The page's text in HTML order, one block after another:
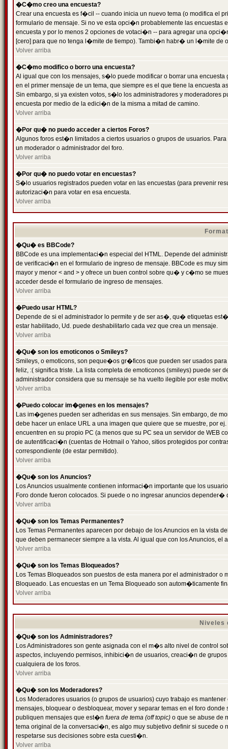
�C�mo creo una encuesta?
Crear una encuesta es f�cil -- cuando inicia un nuevo tema (o modifica el
formulario de mensaje. Si no ve esta opci�n probablemente las
encuesta y por lo menos 2 opciones de votaci�n -- para agregar una
[cero] para que no tenga l�mite de tiempo). Tambi�n habr� un l�mite de
Volver arriba
�C�mo modifico o borro una encuesta?
Al igual que con los mensajes, s�lo puede modificar o borrar una
en el primer mensaje de un tema, que siempre es el que tiene la encuesta
Sin embargo, si ya existen votos, s�lo los administradores y moderadores
encuesta por medio de la edici�n de la misma a mitad de camino.
Volver arriba
�Por qu� no puedo acceder a ciertos Foros?
Algunos foros est�n limitados a ciertos usuarios o grupos de usuarios.
un moderador o administrador del foro.
Volver arriba
�Por qu� no puedo votar en encuestas?
S�lo usuarios registrados pueden votar en las encuestas (para prevenir
autorizaci�n para votar en esa encuesta.
Volver arriba
�Qu� es BBCode?
BBCode es una implementaci�n especial del HTML. Depende del
de verificaci�n en el formulario de ingreso de mensaje. BBCode es muy
mayor y menor < and > y ofrece un buen control sobre qu� y c�mo se
acceder desde el formulario de ingreso de mensajes.
Volver arriba
�Puedo usar HTML?
Depende de si el administrador lo permite y de ser as�, qu� etiquetas
estar habilitado, Ud. puede deshabilitarlo cada vez que crea un mensaje.
Volver arriba
�Qu� son los emoticonos o Smileys?
Smileys, o emoticons, son peque�os gr�ficos que pueden ser usados
feliz, :( significa triste. La lista completa de emoticonos (smileys) puede
administrador considera que su mensaje se ha vuelto ilegible por este
Volver arriba
�Puedo colocar im�genes en los mensajes?
Las im�genes pueden ser adheridas en sus mensajes. Sin embargo, de
debe hacer un enlace URL a una imagen que quiere que se muestre, por
encuentren en su propio PC (a menos que su PC sea un servidor de
de autentificaci�n (cuentas de Hotmail o Yahoo, sitios protegidos por
correspondiente (de estar permitido).
Volver arriba
�Qu� son los Anuncios?
Los Anuncios usualmente contienen informaci�n importante que los
Foro donde fueron colocados. Si puede o no ingresar anuncios
Volver arriba
�Qu� son los Temas Permanentes?
Los Temas Permanentes aparecen por debajo de los Anuncios en la
que deben permanecer siempre a la vista. Al igual que con los Anuncios,
Volver arriba
�Qu� son los Temas Bloqueados?
Los Temas Bloqueados son puestos de esta manera por el administrador
Bloqueado. Las encuestas en un Tema Bloqueado son autom�ticamente
Volver arriba
Niveles
�Qu� son los Administradores?
Los Administradores son gente asignada con el m�s alto nivel de control
aspectos, incluyendo permisos, inhibici�n de usuarios, creaci�n de
cualquiera de los foros.
Volver arriba
�Qu� son los Moderadores?
Los Moderadores usuarios (o grupos de usuarios) cuyo trabajo es
mensajes, bloquear o desbloquear, mover y separar temas en el foro
publiquen mensajes que est�n fuera de tema (off topic) o que se abuse de
tema original de la conversaci�n, es algo muy subjetivo definir si sucede
respetarse sus decisiones sobre esta cuesti�n.
Volver arriba